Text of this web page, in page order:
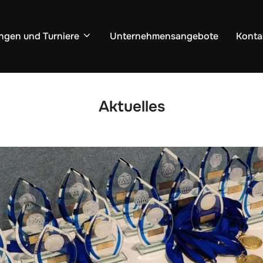
und Turniere Unternehmensangebote
Aktuelles